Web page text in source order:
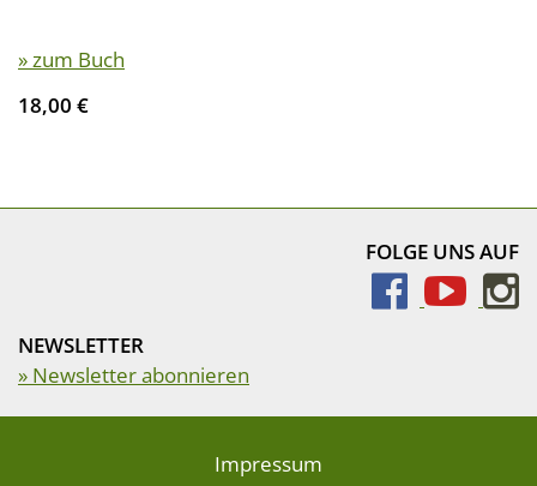
» zum Buch
18,00 €
FOLGE UNS AUF
NEWSLETTER
» Newsletter abonnieren
Impressum